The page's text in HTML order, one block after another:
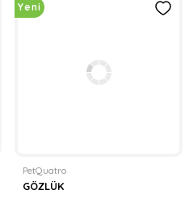
Yeni
PetQuatro
GÖZLÜK